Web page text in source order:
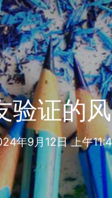
验证的
年9月12日 上午